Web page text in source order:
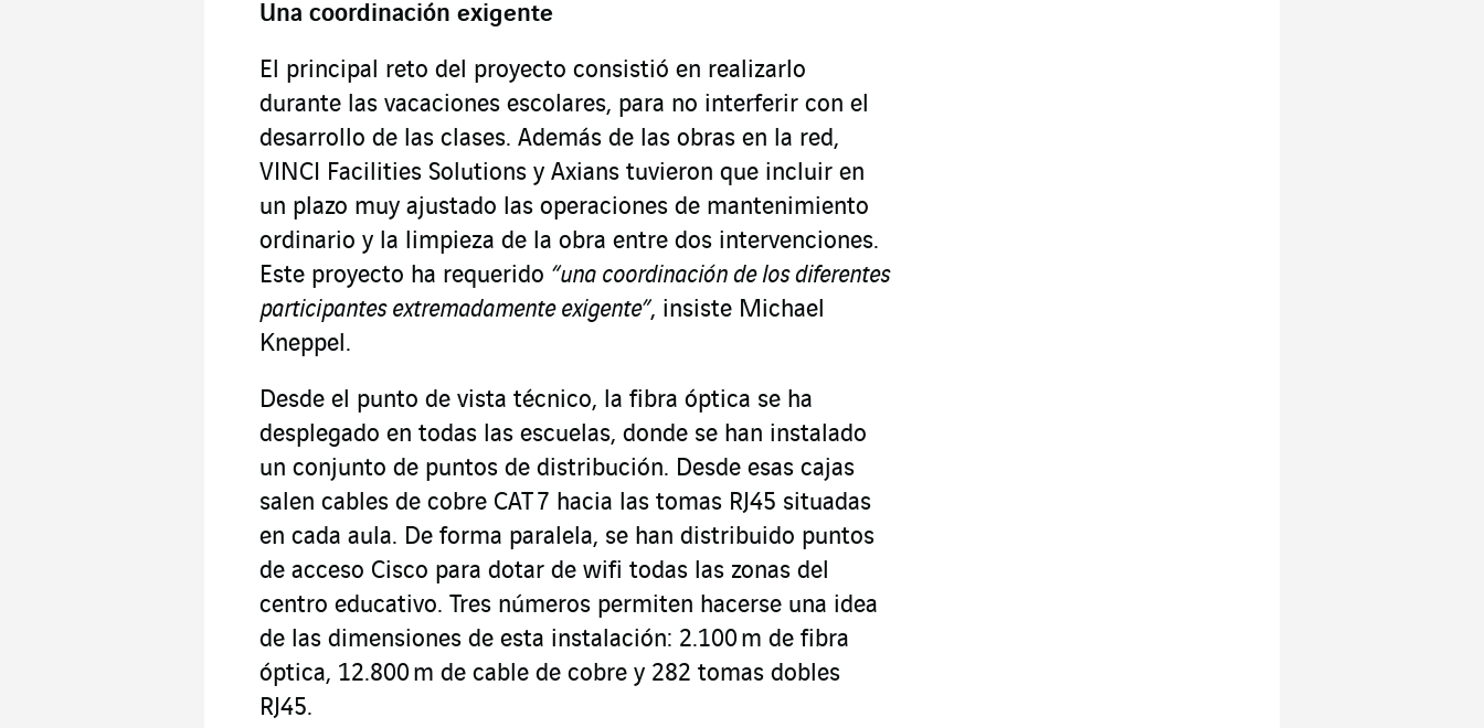
Una coordinación exigente
El principal reto del proyecto consistió en realizarlo
durante las vacaciones escolares, para no interferir con el
desarrollo de las clases. Además de las obras en la red,
VINCI Facilities Solutions y Axians tuvieron que incluir en
un plazo muy ajustado las operaciones de mantenimiento
ordinario y la limpieza de la obra entre dos intervenciones.
Este proyecto ha requerido “una coordinación de los diferentes
participantes extremadamente exigente”, insiste Michael
Kneppel.
Desde el punto de vista técnico, la fibra óptica se ha
desplegado en todas las escuelas, donde se han instalado
un conjunto de puntos de distribución. Desde esas cajas
salen cables de cobre CAT 7 hacia las tomas RJ45 situadas
en cada aula. De forma paralela, se han distribuido puntos
de acceso Cisco para dotar de wifi todas las zonas del
centro educativo. Tres números permiten hacerse una idea
de las dimensiones de esta instalación: 2.100 m de fibra
óptica, 12.800 m de cable de cobre y 282 tomas dobles
RJ45.